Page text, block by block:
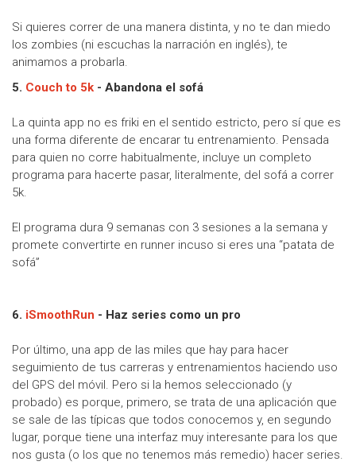
Si quieres correr de una manera distinta, y no te dan miedo
los zombies (ni escuchas la narración en inglés), te
animamos a probarla.
5. Couch to 5k - Abandona el sofá
La quinta app no es friki en el sentido estricto, pero sí que es
una forma diferente de encarar tu entrenamiento. Pensada
para quien no corre habitualmente, incluye un completo
programa para hacerte pasar, literalmente, del sofá a correr
5k.
El programa dura 9 semanas con 3 sesiones a la semana y
promete convertirte en runner incuso si eres una “patata de
sofá”
6. iSmoothRun - Haz series como un pro
Por último, una app de las miles que hay para hacer
seguimiento de tus carreras y entrenamientos haciendo uso
del GPS del móvil. Pero si la hemos seleccionado (y
probado) es porque, primero, se trata de una aplicación que
se sale de las típicas que todos conocemos y, en segundo
lugar, porque tiene una interfaz muy interesante para los que
nos gusta (o los que no tenemos más remedio) hacer series.